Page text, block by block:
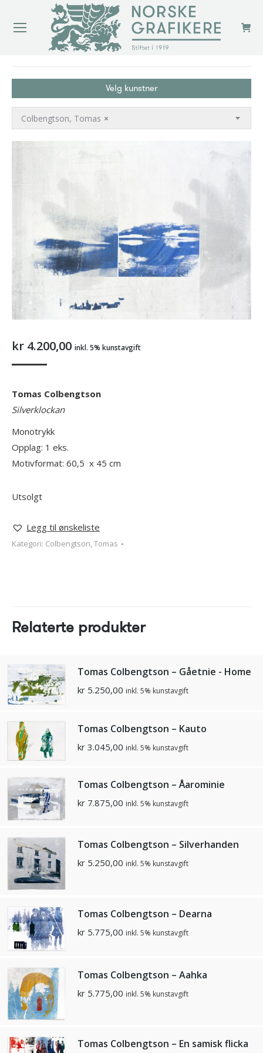
Velg kunstner
×
Colbengtson, Tomas
kr 4.200,00 inkl. 5% kunstavgift
Tomas Colbengtson
Silverklockan
Monotrykk
Opplag: 1 eks.
Motivformat: 60,5 x 45 cm
Utsolgt
Legg til ønskeliste
Kategori: Colbengtson, Tomas
Relaterte produkter
Tomas Colbengtson – Gåetnie - Home
kr 5.250,00 inkl. 5% kunstavgift
Tomas Colbengtson – Kauto
kr 3.045,00 inkl. 5% kunstavgift
Tomas Colbengtson – Åarominie
kr 7.875,00 inkl. 5% kunstavgift
Tomas Colbengtson – Silverhanden
kr 5.250,00 inkl. 5% kunstavgift
Tomas Colbengtson – Dearna
kr 5.775,00 inkl. 5% kunstavgift
Tomas Colbengtson – Aahka
kr 5.775,00 inkl. 5% kunstavgift
Tomas Colbengtson – En samisk flicka